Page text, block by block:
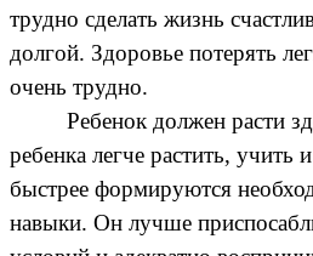
трудно сделать жизнь
долгой. Здоровье потерять
очень трудно.
Ребенок должен расти
ребенка легче растить, учить
быстрее формируются
навыки. Он лучше